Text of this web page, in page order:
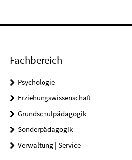
Fachbereich
Psychologie
Erziehungswissenschaft
Grundschulpädagogik
Sonderpädagogik
Verwaltung | Service